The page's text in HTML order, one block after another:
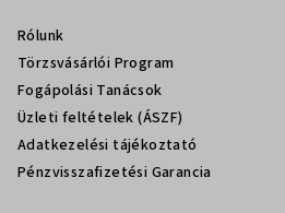
Rólunk
Törzsvásárlói Program
Fogápolási Tanácsok
Üzleti feltételek (ÁSZF)
Adatkezelési tájékoztató
Pénzvisszafizetési Garancia